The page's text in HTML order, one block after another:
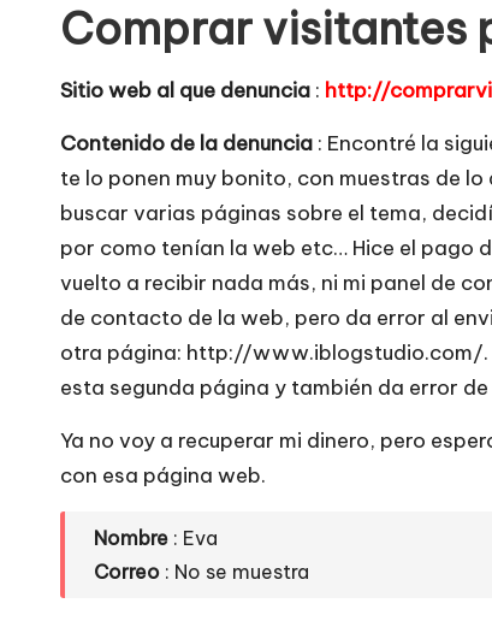
o
s
d
e
si
ti
o
s
w
e
Comprar visitantes
Sitio web al que denuncia : http://
Contenido de la denuncia : Encontré la
te lo ponen muy bonito, con muestras de
buscar varias páginas sobre el tema,
por como tenían la web etc… Hice el pago
vuelto a recibir nada más, ni mi panel de
de contacto de la web, pero da error al
otra página: http://www.iblogstudio.com/.
esta segunda página y también da error
Ya no voy a recuperar mi dinero, pero
con esa página web.
Nombre : Eva
Correo : No se muestra